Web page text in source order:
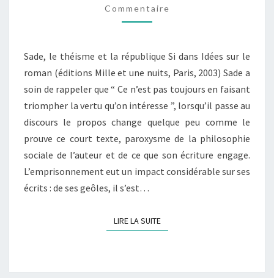
Commentaire
Sade, le théisme et la république Si dans Idées sur le
roman (éditions Mille et une nuits, Paris, 2003) Sade a
soin de rappeler que “ Ce n’est pas toujours en faisant
triompher la vertu qu’on intéresse ”, lorsqu’il passe au
discours le propos change quelque peu comme le
prouve ce court texte, paroxysme de la philosophie
sociale de l’auteur et de ce que son écriture engage.
L’emprisonnement eut un impact considérable sur ses
écrits : de ses geôles, il s’est…
LIRE LA SUITELIRE LA SUITE